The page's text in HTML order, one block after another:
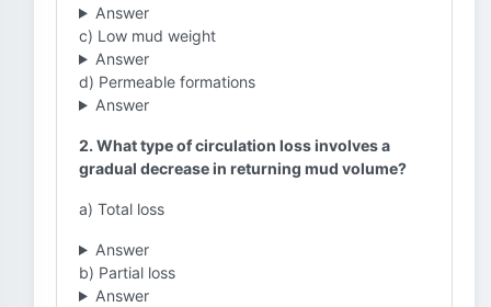
Answer
c) Low mud weight
Answer
d) Permeable formations
Answer
2. What type of circulation loss involves a
gradual decrease in returning mud volume?
a) Total loss
Answer
b) Partial loss
Answer